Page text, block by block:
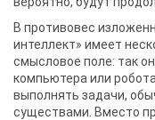
В противовес
интеллект» имеет
смысловое поле: так
компьютера или
выполнять задачи,
существами. Вместо